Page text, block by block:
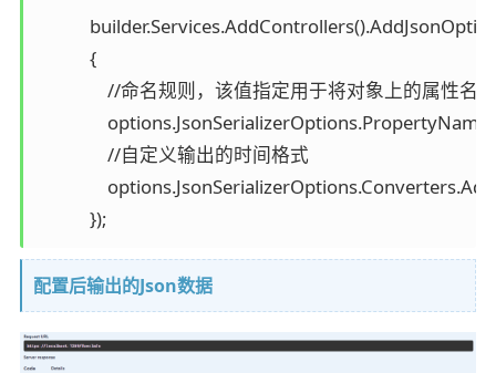
            {
//命名规则，该值指定用于将对象上的
                //自定义输出的时间格式
            });
配置后输出的Json数据